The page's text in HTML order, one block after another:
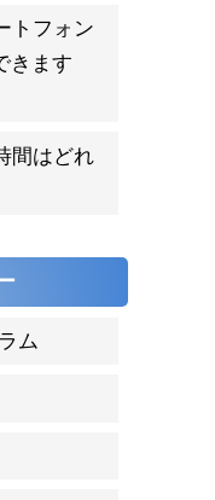
トフォン
きます
間はどれ
ム